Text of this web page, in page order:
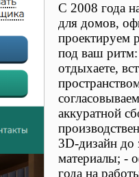
С 2008 года
для домов,
проектируем
под ваш ритм:
отдыхаете,
аккуратной
3D-дизайн до
материалы; -
года на